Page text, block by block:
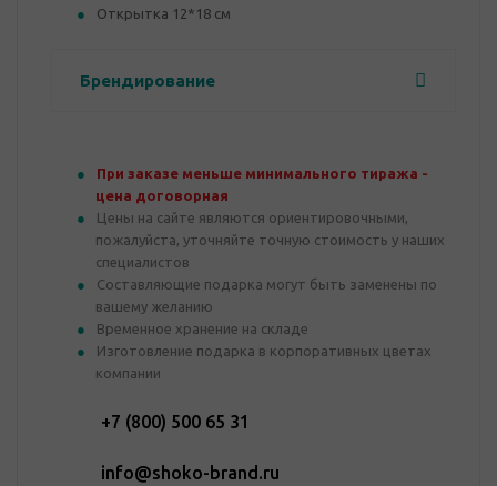
Открытка 12*18 см
Брендирование
При заказе меньше минимального тиража -
цена договорная
Цены на сайте являются ориентировочными,
пожалуйста, уточняйте точную стоимость у наших
специалистов
Составляющие подарка могут быть заменены по
вашему желанию
Временное хранение на складе
Изготовление подарка в корпоративных цветах
компании
+7 (800) 500 65 31
info@shoko-brand.ru